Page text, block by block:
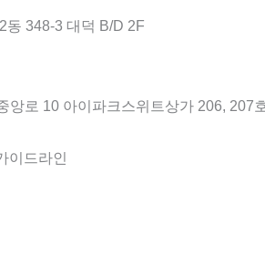
동 348-3 대덕 B/D 2F
앙로 10 아이파크스위트상가 206, 207
이드라인